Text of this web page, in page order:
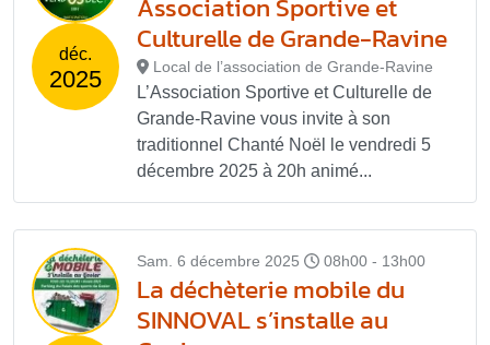
déc.
2025
Culturelle de Grande-Ravine
Local de l’association de Grande-Ravine
L’Association Sportive et Culturelle de
Grande-Ravine vous invite à son
traditionnel Chanté Noël le vendredi 5
décembre 2025 à 20h animé...
Sam. 6 décembre 2025 08h00 - 13h00
La déchèterie mobile du
SINNOVAL s’installe au